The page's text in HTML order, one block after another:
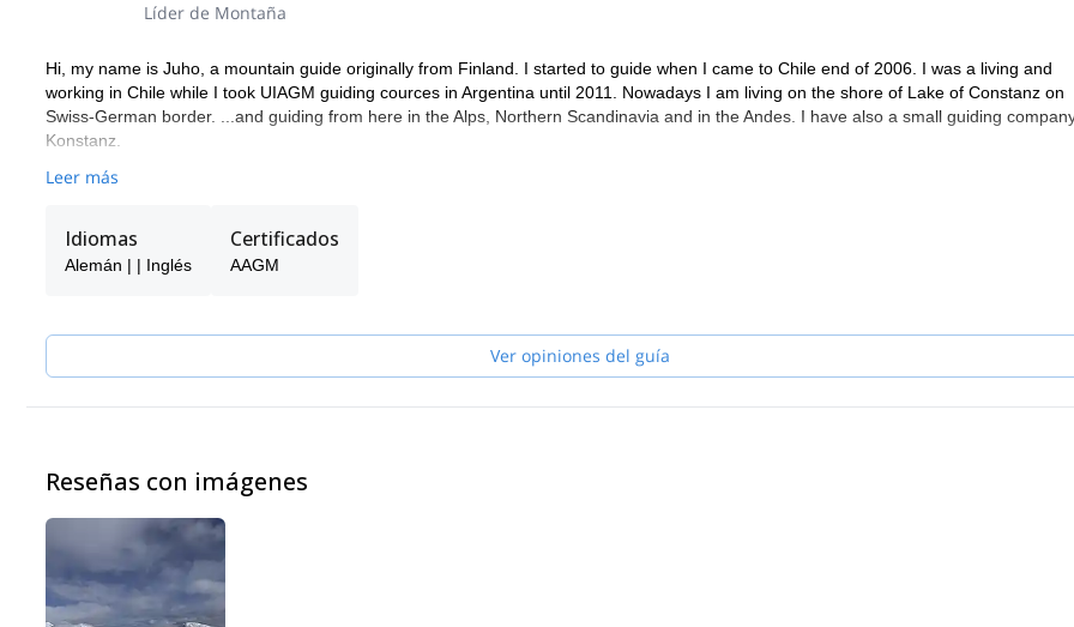
Líder de Montaña
Hi, my name is Juho, a mountain guide originally from Finland. I started to guide when I came to Chile end of 2006. I was a living and
working in Chile while I took UIAGM guiding cources in Argentina until 2011. Nowadays I am living on the shore of Lake of Constanz on
Swiss-German border. ...and guiding from here in the Alps, Northern Scandinavia and in the Andes. I have also a small guiding
Konstanz.
Leer más
Idiomas
Alemán | | Inglés
Certificados
AAGM
Ver opiniones del guía
Reseñas con imágenes